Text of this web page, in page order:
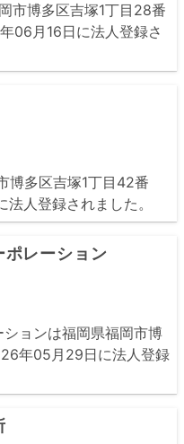
市博多区吉塚1丁目28番
06月16日に法人登録さ
博多区吉塚1丁目42番
人登録されました。
レーション
ョンは福岡県福岡市博
年05月29日に法人登録